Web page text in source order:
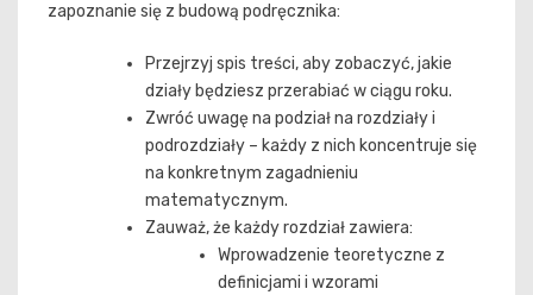
zapoznanie się z budową podręcznika:
Przejrzyj spis treści, aby zobaczyć, jakie
działy będziesz przerabiać w ciągu roku.
Zwróć uwagę na podział na rozdziały i
podrozdziały – każdy z nich koncentruje się
na konkretnym zagadnieniu
matematycznym.
Zauważ, że każdy rozdział zawiera:
Wprowadzenie teoretyczne z
definicjami i wzorami